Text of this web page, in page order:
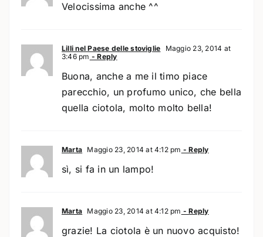
Velocissima anche ^^
Lilli nel Paese delle stoviglie
Maggio 23, 2014 at
3:46 pm - Reply
Buona, anche a me il timo piace
parecchio, un profumo unico, che bella
quella ciotola, molto molto bella!
Marta Maggio 23, 2014 at 4:12 pm - Reply
sì, si fa in un lampo!
Marta Maggio 23, 2014 at 4:12 pm - Reply
grazie! La ciotola è un nuovo acquisto!